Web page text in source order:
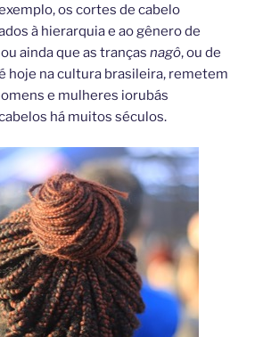
os cortes de cabelo
à hierarquia e ao gênero de
ainda que as tranças nagô, ou de
hoje na cultura brasileira, remetem
e mulheres iorubás
há muitos séculos.